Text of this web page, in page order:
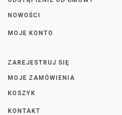
NOWOŚCI
MOJE KONTO
ZAREJESTRUJ SIĘ
MOJE ZAMÓWIENIA
KOSZYK
KONTAKT